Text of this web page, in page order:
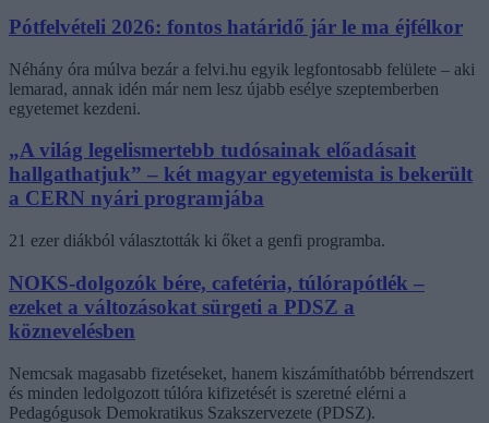
Pótfelvételi 2026: fontos határidő jár le ma éjfélkor
Néhány óra múlva bezár a felvi.hu egyik legfontosabb felülete – aki
lemarad, annak idén már nem lesz újabb esélye szeptemberben
egyetemet kezdeni.
„A világ legelismertebb tudósainak előadásait
hallgathatjuk” – két magyar egyetemista is bekerült
a CERN nyári programjába
21 ezer diákból választották ki őket a genfi programba.
NOKS-dolgozók bére, cafetéria, túlórapótlék –
ezeket a változásokat sürgeti a PDSZ a
köznevelésben
Nemcsak magasabb fizetéseket, hanem kiszámíthatóbb bérrendszert
és minden ledolgozott túlóra kifizetését is szeretné elérni a
Pedagógusok Demokratikus Szakszervezete (PDSZ).